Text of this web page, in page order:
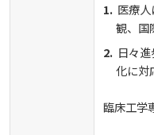
医療
観、国
日々
化に対
臨床工学